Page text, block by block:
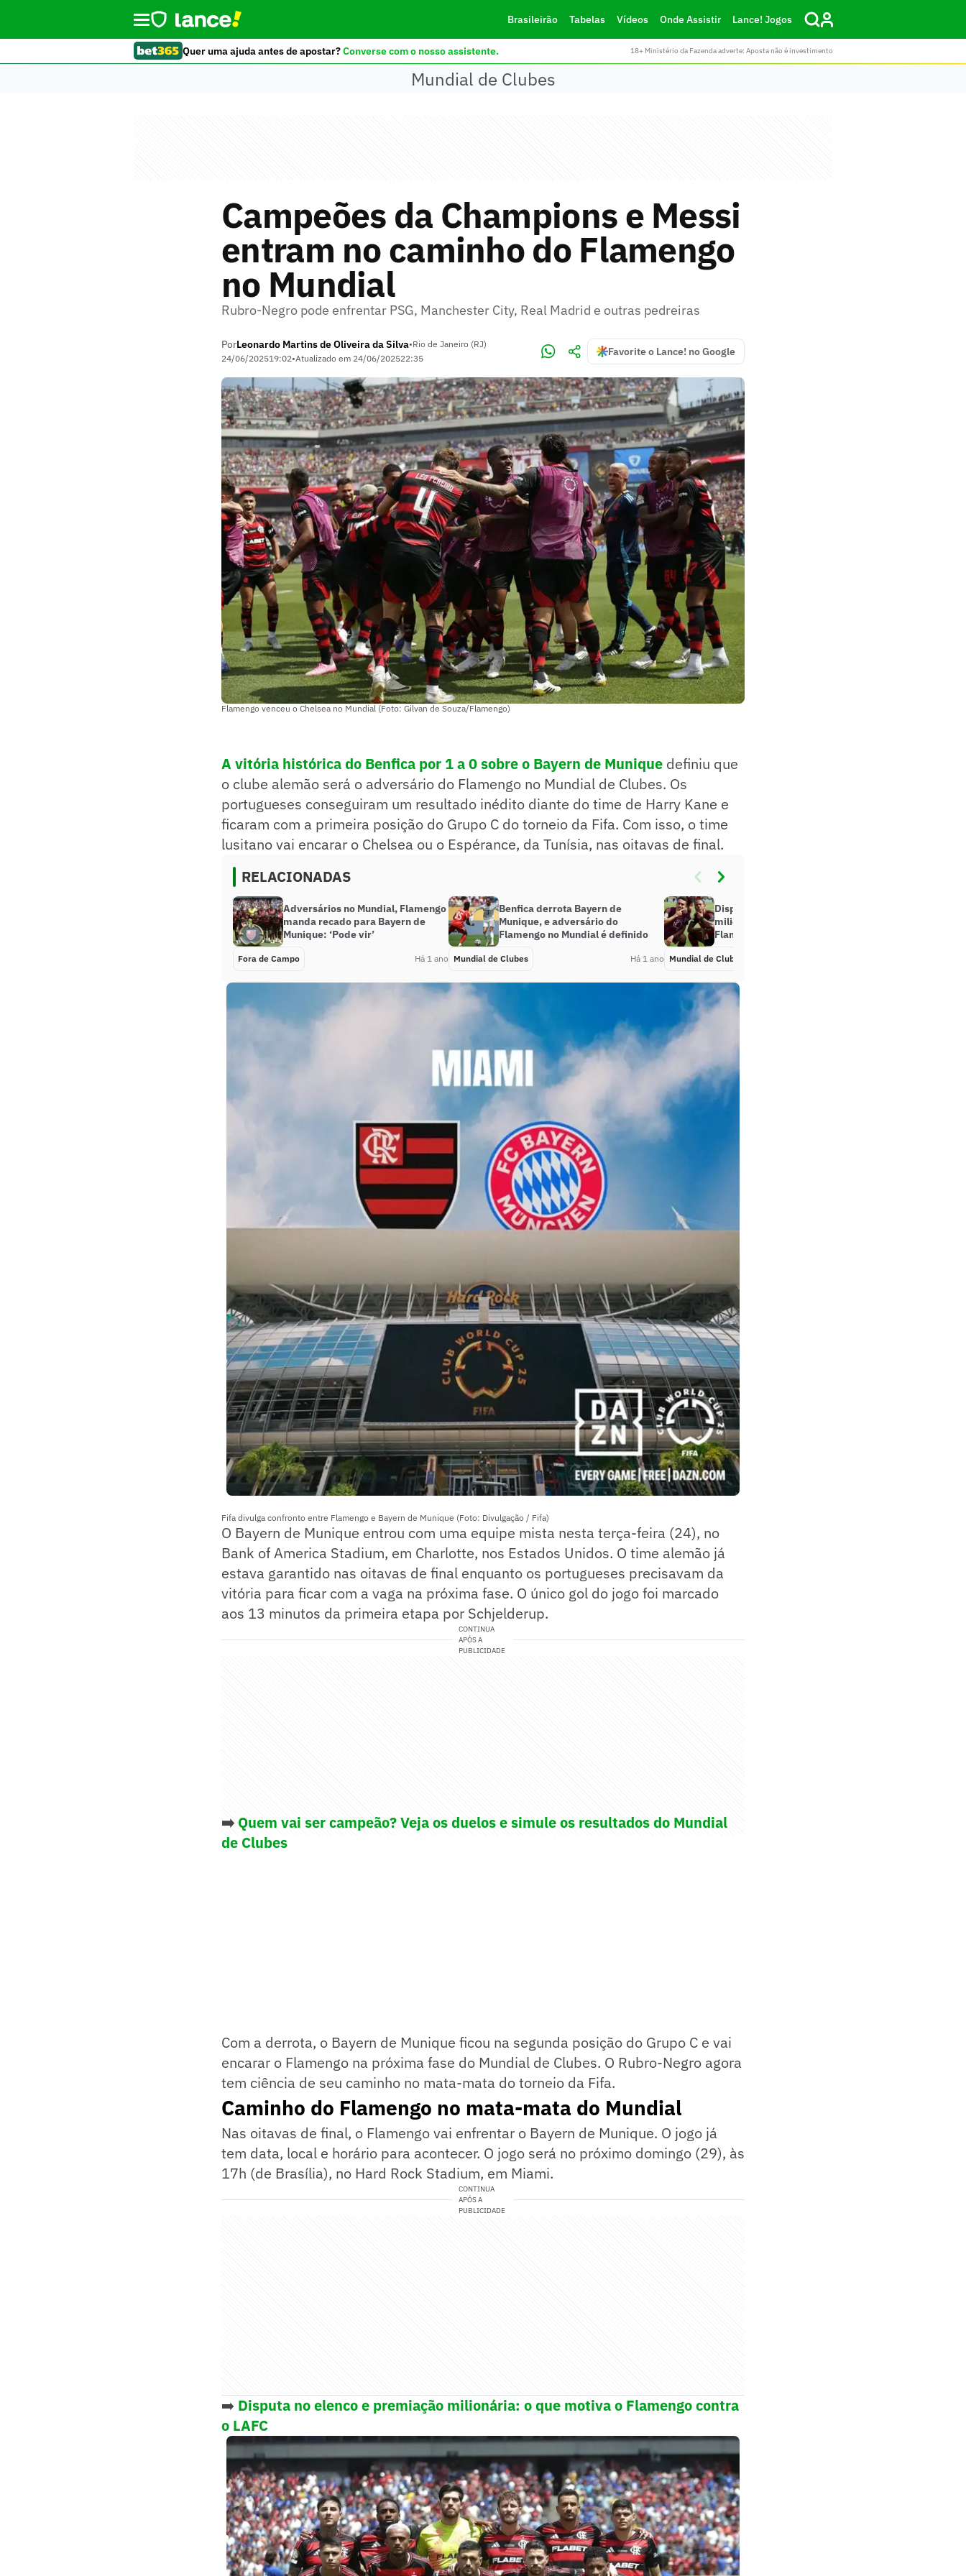
Brasileirão Tabelas Vídeos Onde Assistir Lance! Jogos
Quer uma ajuda antes de apostar?Converse com o nosso assistente. 18+ Ministério da Fazenda adverte: Aposta não é investimento
Mundial de Clubes
Campeões da Champions e Messi
entram no caminho do Flamengo
no Mundial
Rubro-Negro pode enfrentar PSG, Manchester City, Real Madrid e outras pedreiras
PorLeonardo Martins de Oliveira da Silva•Rio de Janeiro (RJ)
24/06/202519:02•Atualizado em 24/06/202522:35
Favorite o Lance! no Google
Flamengo venceu o Chelsea no Mundial (Foto: Gilvan de Souza/Flamengo)
A vitória histórica do Benfica por 1 a 0 sobre o Bayern de Munique definiu que
o clube alemão será o adversário do Flamengo no Mundial de Clubes. Os
portugueses conseguiram um resultado inédito diante do time de Harry Kane e
ficaram com a primeira posição do Grupo C do torneio da Fifa. Com isso, o time
lusitano vai encarar o Chelsea ou o Espérance, da Tunísia, nas oitavas de final.
RELACIONADAS
Adversários no Mundial, Flamengo
manda recado para Bayern de
Munique: ‘Pode vir’
Fora de Campo Há 1 ano
Benfica derrota Bayern de
Munique, e adversário do
Flamengo no Mundial é definido
Mundial de Clubes Há 1 ano
Disputa no elenco e premiação
milionária: o que motiva o
Flamengo contra o LAFC
Mundial de Clubes
Fifa divulga confronto entre Flamengo e Bayern de Munique (Foto: Divulgação / Fifa)
O Bayern de Munique entrou com uma equipe mista nesta terça-feira (24), no
Bank of America Stadium, em Charlotte, nos Estados Unidos. O time alemão já
estava garantido nas oitavas de final enquanto os portugueses precisavam da
vitória para ficar com a vaga na próxima fase. O único gol do jogo foi marcado
aos 13 minutos da primeira etapa por Schjelderup.
CONTINUA
APÓS A
PUBLICIDADE
➡️ Quem vai ser campeão? Veja os duelos e simule os resultados do Mundial
de Clubes
Com a derrota, o Bayern de Munique ficou na segunda posição do Grupo C e vai
encarar o Flamengo na próxima fase do Mundial de Clubes. O Rubro-Negro agora
tem ciência de seu caminho no mata-mata do torneio da Fifa.
Caminho do Flamengo no mata-mata do Mundial
Nas oitavas de final, o Flamengo vai enfrentar o Bayern de Munique. O jogo já
tem data, local e horário para acontecer. O jogo será no próximo domingo (29), às
17h (de Brasília), no Hard Rock Stadium, em Miami.
CONTINUA
APÓS A
PUBLICIDADE
➡️ Disputa no elenco e premiação milionária: o que motiva o Flamengo contra
o LAFC